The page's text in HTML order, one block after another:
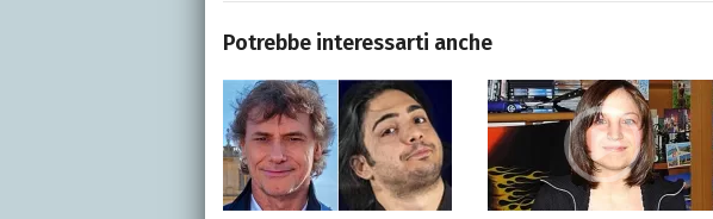
Potrebbe interessarti anche